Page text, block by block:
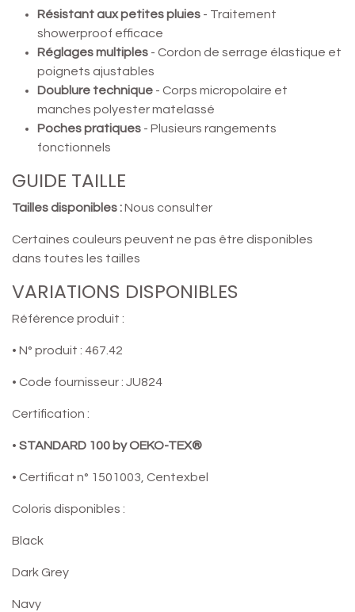
Résistant aux petites pluies - Traitement
showerproof efficace
Réglages multiples - Cordon de serrage élastique et
poignets ajustables
Doublure technique - Corps micropolaire et
manches polyester matelassé
Poches pratiques - Plusieurs rangements
fonctionnels
GUIDE TAILLE
Tailles disponibles :Nous consulter
Certaines couleurs peuvent ne pas être disponibles
dans toutes les tailles
VARIATIONS DISPONIBLES
Référence produit :
• N° produit : 467.42
• Code fournisseur : JU824
Certification :
• STANDARD 100 by OEKO-TEX®
• Certificat n° 1501003, Centexbel
Coloris disponibles :
Black
Dark Grey
Navy